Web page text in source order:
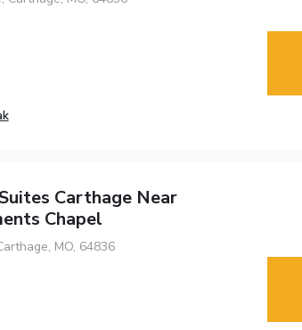
Carthage Near
Chapel
MO, 64836